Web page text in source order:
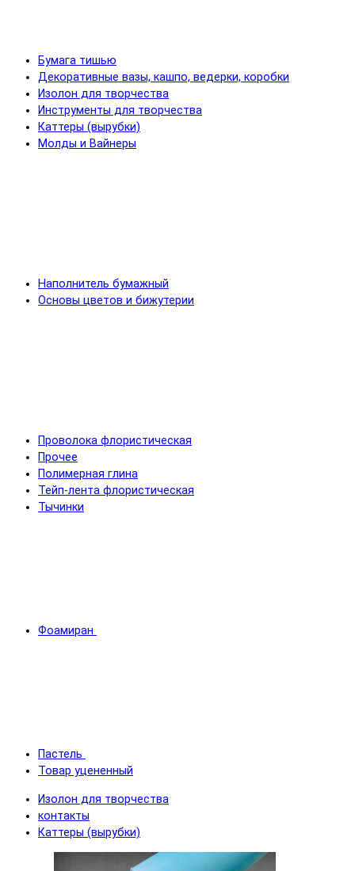
Бумага тишью
Декоративные вазы, кашпо, ведерки, коробки
Изолон для творчества
Инструменты для творчества
Каттеры (вырубки)
Молды и Вайнеры
Наполнитель бумажный
Основы цветов и бижутерии
Проволока флористическая
Прочее
Полимерная глина
Тейп-лента флористическая
Тычинки
Фоамиран
Пастель
Товар уцененный
Изолон для творчества
контакты
Каттеры (вырубки)